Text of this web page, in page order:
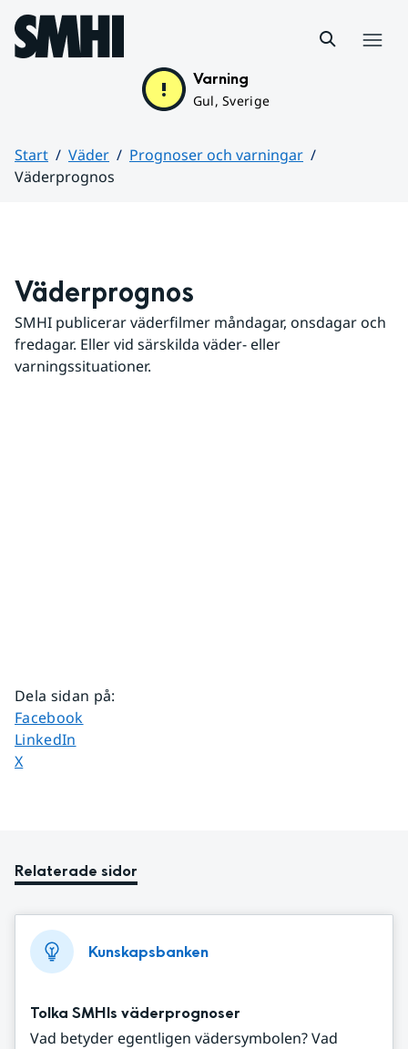
Hoppa till sidans innehåll
Varning
Gul, Sverige
Start Väder
Prognoser och varningar
Väderprognos
Väderprognos
SMHI publicerar väderfilmer måndagar, onsdagar och
fredagar. Eller vid särskilda väder- eller
varningssituationer.
Dela sidan på:
Dela sidan på
Facebook
Dela sidan på
LinkedIn
Dela sidan på
X
Relaterade sidor
Kunskapsbanken
Tolka SMHIs väderprognoser
Vad betyder egentligen vädersymbolen? Vad